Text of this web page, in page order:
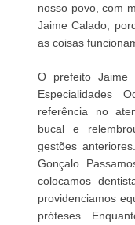
nosso povo, com
Jaime Calado,
as coisas
O prefeito Jaime
Especialidades
referência no
bucal e
gestões
Gonçalo.
colocamos
providenciamos
próteses.